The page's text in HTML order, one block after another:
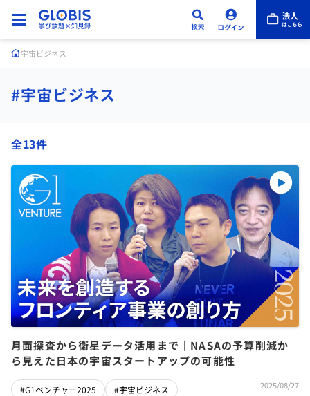
宇宙ビジネス
#宇宙ビジネス
全13件
月面探査から衛星データ活用まで｜NASAの予算削減か
ら見えた日本の宇宙スタートアップの可能性
#G1ベンチャー2025 #宇宙ビジネス 2025/08/27